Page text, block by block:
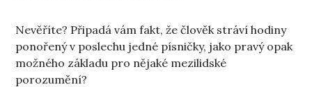
Nevěříte? Připadá vám fakt, že člověk stráví hodiny
ponořený v poslechu jedné písničky, jako pravý opak
možného základu pro nějaké mezilidské
porozumění?